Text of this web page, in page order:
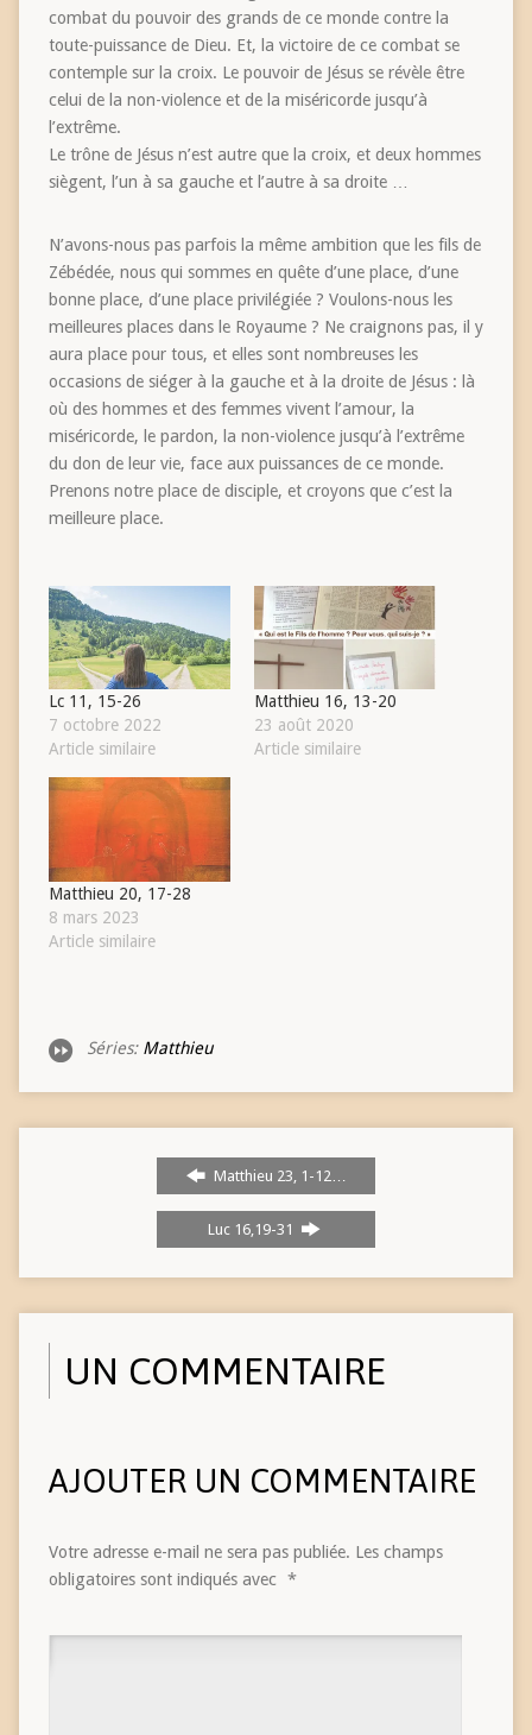
combat du pouvoir des grands de ce monde contre la
toute-puissance de Dieu. Et, la victoire de ce combat se
contemple sur la croix. Le pouvoir de Jésus se révèle être
celui de la non-violence et de la miséricorde jusqu’à
l’extrême.
Le trône de Jésus n’est autre que la croix, et deux hommes
siègent, l’un à sa gauche et l’autre à sa droite …
N’avons-nous pas parfois la même ambition que les fils de
Zébédée, nous qui sommes en quête d’une place, d’une
bonne place, d’une place privilégiée ? Voulons-nous les
meilleures places dans le Royaume ? Ne craignons pas, il y
aura place pour tous, et elles sont nombreuses les
occasions de siéger à la gauche et à la droite de Jésus : là
où des hommes et des femmes vivent l’amour, la
miséricorde, le pardon, la non-violence jusqu’à l’extrême
du don de leur vie, face aux puissances de ce monde.
Prenons notre place de disciple, et croyons que c’est la
meilleure place.
Lc 11, 15-26
7 octobre 2022
Article similaire
Matthieu 16, 13-20
23 août 2020
Article similaire
Matthieu 20, 17-28
8 mars 2023
Article similaire
Séries: Matthieu
Matthieu 23, 1-12…
Luc 16,19-31
UN COMMENTAIRE
AJOUTER UN COMMENTAIRE
Votre adresse e-mail ne sera pas publiée. Les champs
obligatoires sont indiqués avec *